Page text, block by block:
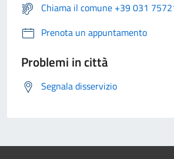
Chiama il comune +39 031
Prenota un appuntamento
Problemi in città
Segnala disservizio